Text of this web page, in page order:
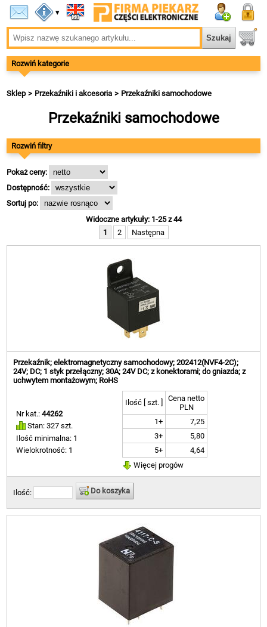
▾
Rozwiń kategorie
Sklep Przekaźniki i akcesoria Przekaźniki samochodowe
Przekaźniki samochodowe
Rozwiń filtry
Pokaż ceny:
Dostępność:
Sortuj po:
Widoczne artykuły: 1-25 z 44
1
2 Następna
Przekaźnik; elektromagnetyczny samochodowy; 202412(NVF4-2C);
24V; DC; 1 styk przełączny; 30A; 24V DC; z konektorami; do gniazda; z
uchwytem montażowym; RoHS
Nr kat.:44262
Stan: 327 szt.
Ilość minimalna: 1
Wielokrotność: 1
Ilość [ szt. ]
Cena netto
PLN
1+
7,25
3+
5,80
5+
4,64
Więcej progów
Ilość: Do koszyka